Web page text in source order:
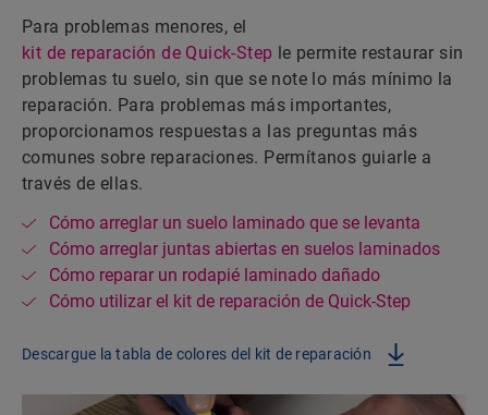
Para problemas menores, el
kit de reparación de Quick-Step le permite restaurar sin
problemas tu suelo, sin que se note lo más mínimo la
reparación. Para problemas más importantes,
proporcionamos respuestas a las preguntas más
comunes sobre reparaciones. Permítanos guiarle a
través de ellas.
Cómo arreglar un suelo laminado que se levanta
Cómo arreglar juntas abiertas en suelos laminados
Cómo reparar un rodapié laminado dañado
Cómo utilizar el kit de reparación de Quick-Step
Descargue la tabla de colores del kit de reparación